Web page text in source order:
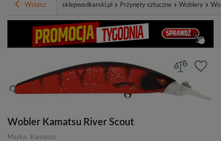
Wstecz sklepwedkarski.pl Przynęty sztuczne Woblery
Wobler Kamatsu River Scout
Marka: Kamatsu